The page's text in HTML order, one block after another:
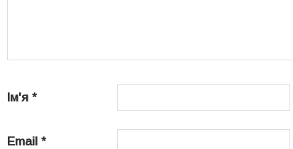
Ім'я *
Email *